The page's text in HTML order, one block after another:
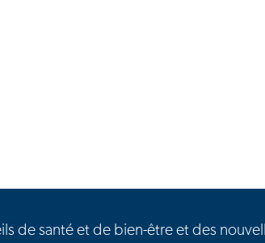
de santé et de bien-être et des